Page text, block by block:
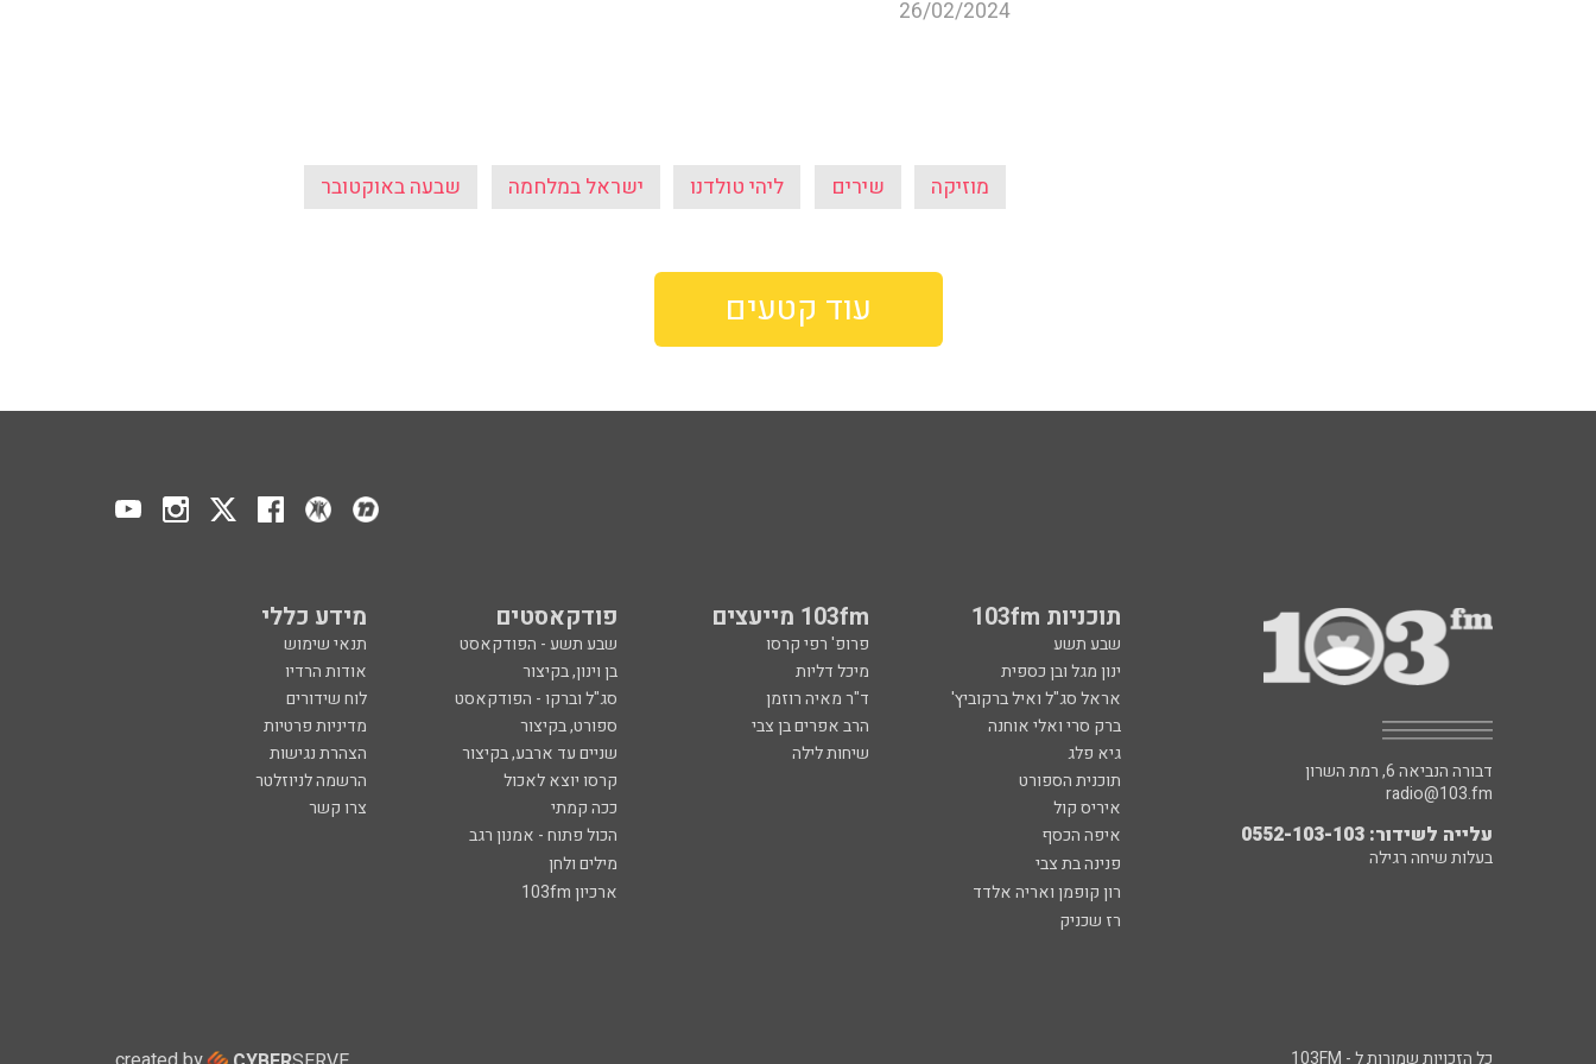
26/02/2024
מוזיקה שירים ליהי טולדנו ישראל במלחמה שבעה באוקטובר
עוד קטעים
תוכניות 103fm 103fm מייעצים פודקאסטים מידע כללי
שבע תשע פרופ' רפי קרסו שבע תשע - הפודקאסט
תנאי שימוש
ינון מגל ובן כספית
מיכל דליות בן וינון, בקיצור
אודות הרדיו
אראל סג"ל ואיל ברקוביץ'
ד"ר מאיה רוזמן סג"ל וברקו - הפודקאסט
לוח שידורים
ברק סרי ואלי אוחנה
הרב אפרים בן צבי ספורט, בקיצור
מדיניות פרטיות
גיא פלג
שיחות לילה שניים עד ארבע, בקיצור
הצהרת נגישות
תוכנית הספורט
קרסו יוצא לאכול
הרשמה לניוזלטר
איריס קול
ככה קמתי
צרו קשר
איפה הכסף
הכול פתוח - אמנון רגב
פנינה בת צבי
מילים ולחן
רון קופמן ואריה אלדד
ארכיון 103fm
רז שכניק
דבורה הנביאה 6, רמת השרון
radio@103.fm
עלייה לשידור: 0552-103-103
בעלות שיחה רגילה
כל הזכויות שמורות ל - 103FM